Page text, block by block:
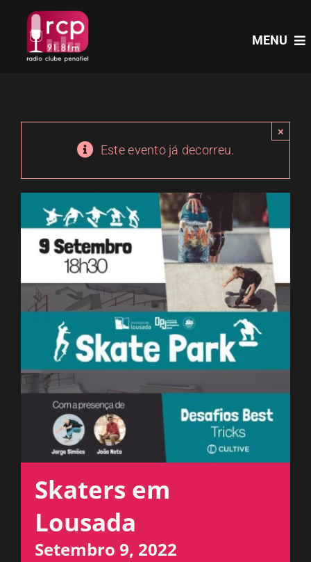
content
MENU
PROGRAMAS
PODCASTS
EVENTOS
ESPAÇO OUVINTE
A RCP
CONTACTOS
OUVIR
Este evento já decorreu.
×
Skaters em
Lousada
Setembro 9, 2022